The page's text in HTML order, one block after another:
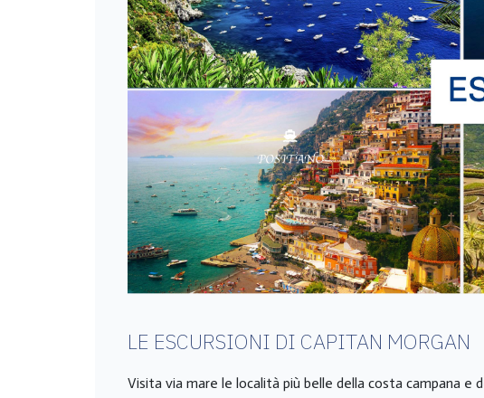
LE ESCURSIONI DI CAPITAN MORGAN
Visita via mare le località più belle della costa campana e